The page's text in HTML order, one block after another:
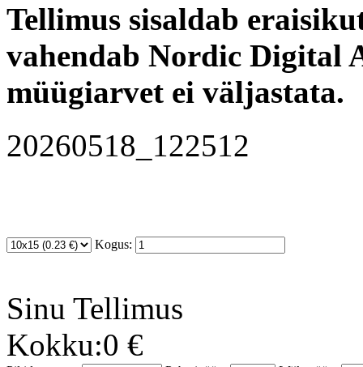
Tellimus sisaldab
vahendab Nordic Digital
müügiarvet ei väljastata.
20260518_122512
Kogus:
Sinu Tellimus
Kokku:0 €